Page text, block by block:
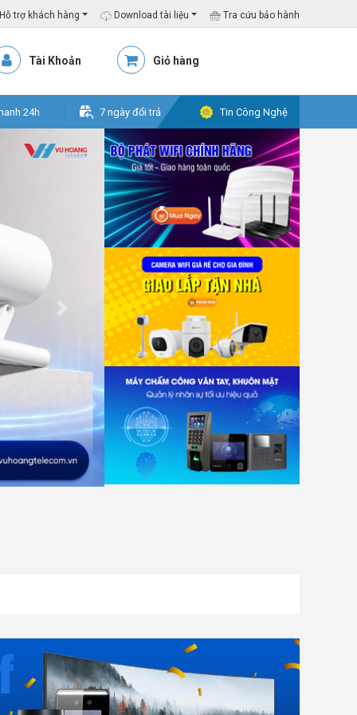
trợ khách hàng Download tài liệu Tra cứu bảo hành
Tài Khoản Giỏ hàng
24h 7 ngày đổi trả Tin Công Nghệ
Next